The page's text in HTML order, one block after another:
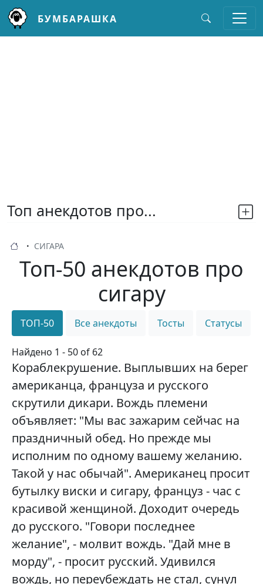
БУМБАРАШКА
Топ анекдотов про...
СИГАРА
Топ-50 анекдотов про
сигару
ТОП-50 Все анекдоты Тосты Статусы
Найдено 1 - 50 of 62
Кораблекрушение. Выплывших на берег
американца, француза и русского
скрутили дикари. Вождь племени
объявляет: "Мы вас зажарим сейчас на
праздничный обед. Но прежде мы
исполним по одному вашему желанию.
Такой у нас обычай". Американец просит
бутылку виски и сигару, француз - час с
красивой женщиной. Доходит очередь
до русского. "Говори последнее
желание", - молвит вождь. "Дай мне в
морду", - просит русский. Удивился
вождь, но переубеждать не стал, сунул